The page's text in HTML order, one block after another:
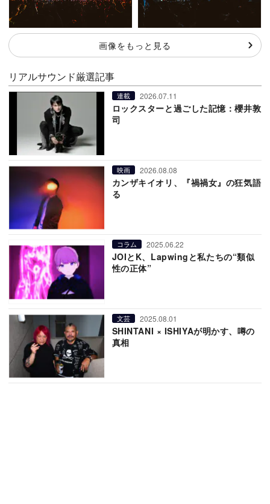
画像をもっと見る
リアルサウンド厳選記事
連載 2026.07.11
ロックスターと過ごした記憶：櫻井敦
司
映画 2026.08.08
カンザキイオリ、『禍禍女』の狂気語
る
コラム 2025.06.22
JOIとK、Lapwingと私たちの“類似
性の正体”
文芸 2025.08.01
SHINTANI × ISHIYAが明かす、噂の
真相